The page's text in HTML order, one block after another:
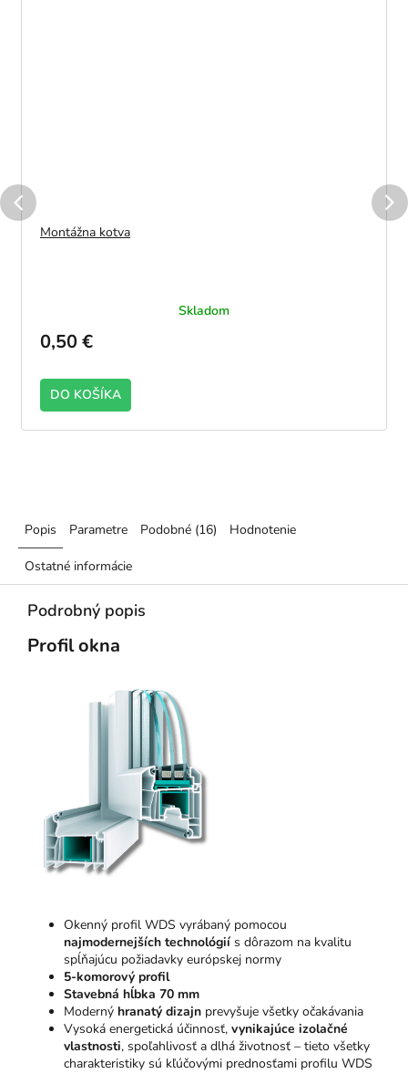
Montážna kotva
Skladom
0,50 €
DO KOŠÍKA
Popis Parametre Podobné (16) Hodnotenie
Ostatné informácie
Podrobný popis
Profil okna
Okenný profil WDS vyrábaný pomocou
najmodernejších technológií s dôrazom na kvalitu
spĺňajúcu požiadavky európskej normy
5-komorový profil
Stavebná hĺbka 70 mm
Moderný hranatý dizajn prevyšuje všetky očakávania
Vysoká energetická účinnosť, vynikajúce izolačné
vlastnosti, spoľahlivosť a dlhá životnosť – tieto všetky
charakteristiky sú kľúčovými prednosťami profilu WDS